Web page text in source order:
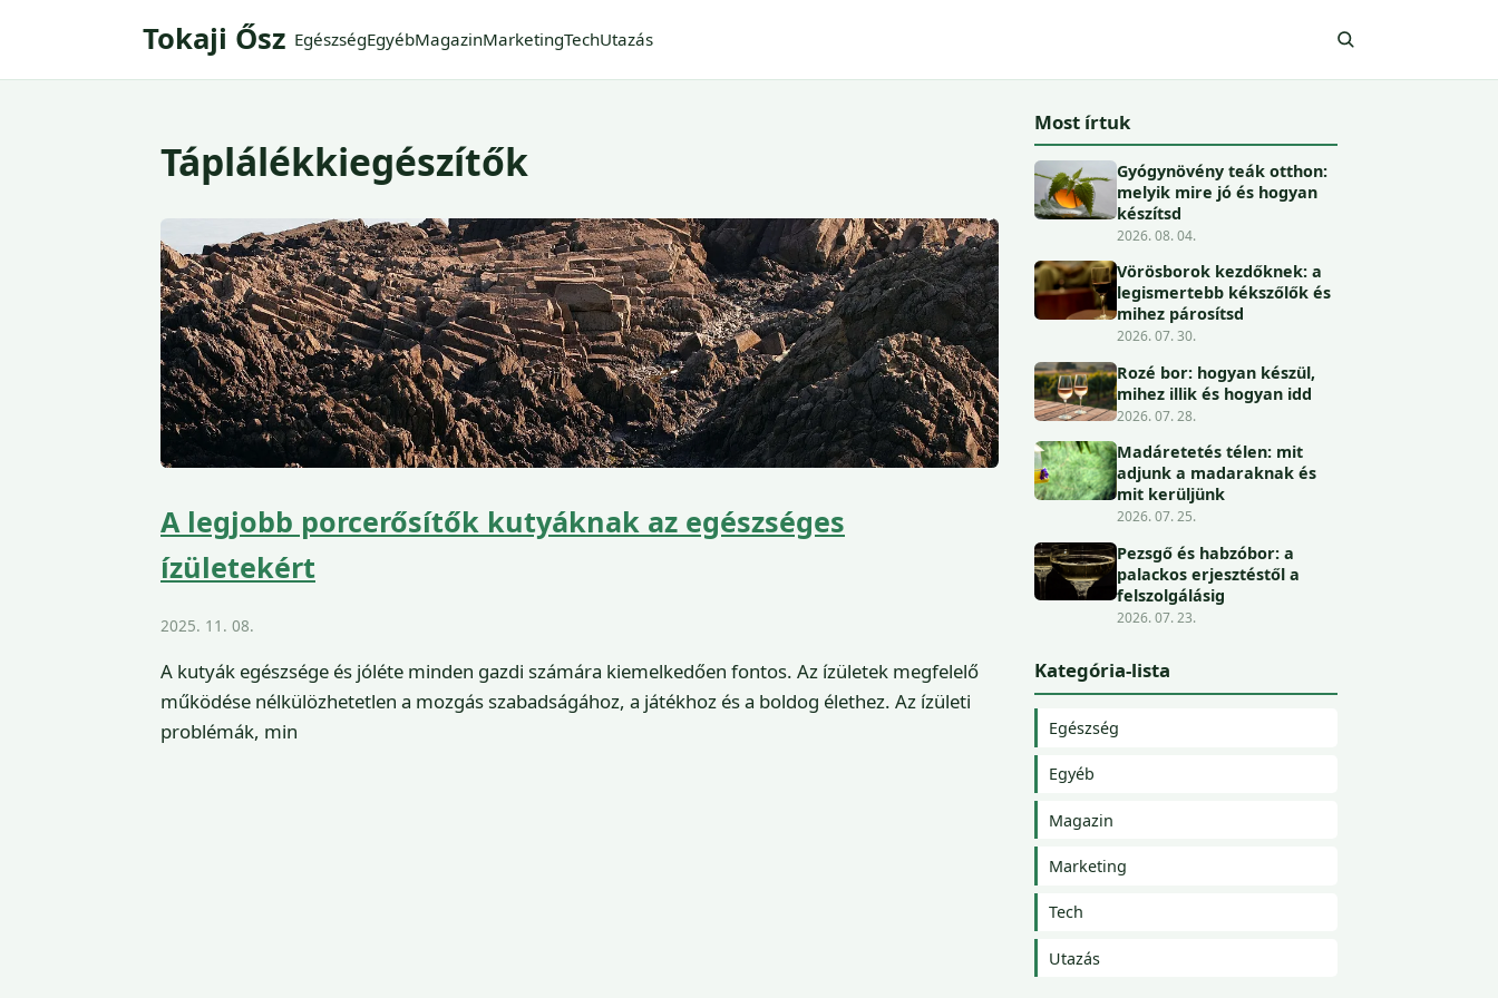
Tokaji Ősz EgészségEgyébMagazinMarketingTechUtazás
Táplálékkiegészítők
A legjobb porcerősítők kutyáknak az egészséges
ízületekért
2025. 11. 08.
A kutyák egészsége és jóléte minden gazdi számára kiemelkedően fontos. Az ízületek megfelelő
működése nélkülözhetetlen a mozgás szabadságához, a játékhoz és a boldog élethez. Az ízületi
problémák, min
Most írtuk
Gyógynövény teák otthon:
melyik mire jó és hogyan
készítsd
2026. 08. 04.
Vörösborok kezdőknek: a
legismertebb kékszőlők és
mihez párosítsd
2026. 07. 30.
Rozé bor: hogyan készül,
mihez illik és hogyan idd
2026. 07. 28.
Madáretetés télen: mit
adjunk a madaraknak és
mit kerüljünk
2026. 07. 25.
Pezsgő és habzóbor: a
palackos erjesztéstől a
felszolgálásig
2026. 07. 23.
Kategória-lista
Egészség
Egyéb
Magazin
Marketing
Tech
Utazás